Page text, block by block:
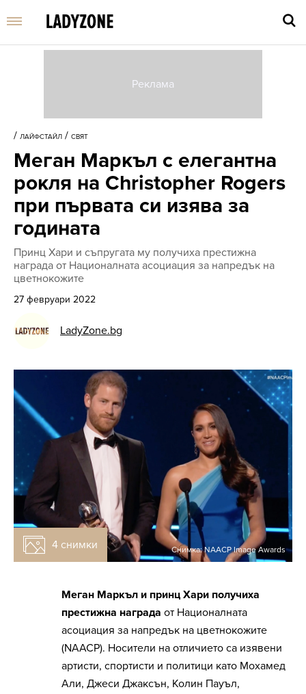
Enter
/ ЛАЙФСТАЙЛ / СВЯТ
Меган Маркъл с елегантна
рокля на Christopher Rogers
при първата си изява за
годината
Принц Хари и съпругата му получиха престижна
награда от Националната асоциация за напредък на
цветнокожите
27 февруари 2022
LadyZone.bg
4 снимки Снимка: NAACP Image Awards
Меган Маркъл и принц Хари получиха
престижна награда от Националната
асоциация за напредък на цветнокожите
(NAACP). Носители на отличието са изявени
артисти, спортисти и политици като Мохамед
Али, Джеси Джаксън, Колин Пауъл,